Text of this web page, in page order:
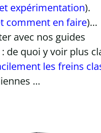
expérimentation).
comment en faire)…
avec nos guides
de quoi y voir plus
les freins
…